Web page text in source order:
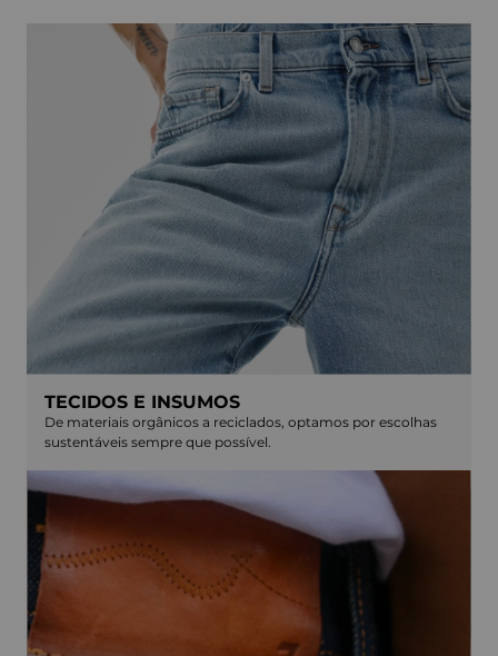
TECIDOS E INSUMOS
De materiais orgânicos a reciclados, optamos por escolhas
sustentáveis sempre que possível.